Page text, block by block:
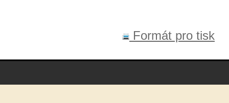
Formát pro tisk